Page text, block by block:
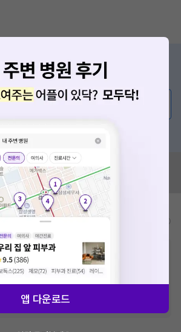
료, 궁금한 점이 있나요?
의사가 직접 답해드려요!
세요
정보가 있나요?
세요!
비급여/급여 진료란?
가비용 등으로 실제 가격과 상이할 수 있으니, 정확
직접 문의해주세요.
강보험심사평가원에 고지되어 있는 급여 진료 기준 가
복합적인 비용이 추가되어, 병원마다 금액이 다르게
랍니다.)
VAT 포함앱 다운로드